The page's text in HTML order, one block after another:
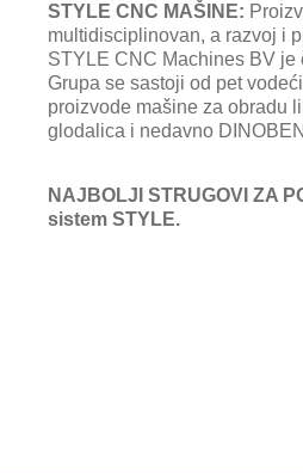
STYLE CNC MAŠINE:
multidisciplinovan, a razvoj i
STYLE CNC Machines BV je
Grupa se sastoji od pet
proizvode mašine za obradu
glodalica i nedavno
NAJBOLJI STRUGOVI ZA
sistem STYLE.